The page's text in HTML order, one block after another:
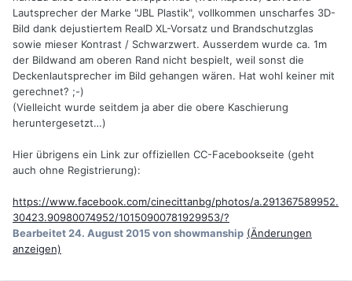
Lautsprecher der Marke "JBL Plastik", vollkommen unscharfes 3D-
Bild dank dejustiertem RealD XL-Vorsatz und Brandschutzglas
sowie mieser Kontrast / Schwarzwert. Ausserdem wurde ca. 1m
der Bildwand am oberen Rand nicht bespielt, weil sonst die
Deckenlautsprecher im Bild gehangen wären. Hat wohl keiner mit
gerechnet? ;-)
(Vielleicht wurde seitdem ja aber die obere Kaschierung
heruntergesetzt…)
Hier übrigens ein Link zur offiziellen CC-Facebookseite (geht
auch ohne Registrierung):
https://www.facebook.com/cinecittanbg/photos/a.291367589952.
30423.90980074952/10150900781929953/?
Bearbeitet24. August 2015von showmanship (Änderungen
anzeigen)